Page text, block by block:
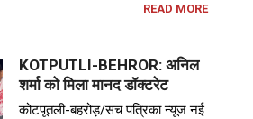
READ MORE
KOTPUTLI-BEHROR: अनिल
शर्मा को मिला मानद डॉक्टरेट
कोटपूतली-बहरोड़/सच पत्रिका न्यूज नई